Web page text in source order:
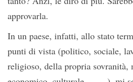
approvarla.
In un paese, infatti, allo stato
punti di vista (politico, sociale,
religioso, della propria sovranità,